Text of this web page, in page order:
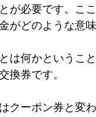
が必要です。こ
がどのような意
は何かというこ
換券です。
クーポン券と変